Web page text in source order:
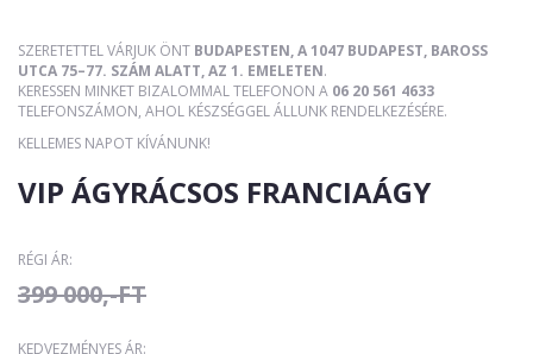
SZERETETTEL VÁRJUK ÖNT BUDAPESTEN, A 1047 BUDAPEST, BAROSS
UTCA 75–77. SZÁM ALATT, AZ 1. EMELETEN.
KERESSEN MINKET BIZALOMMAL TELEFONON A 06 20 561 4633
TELEFONSZÁMON, AHOL KÉSZSÉGGEL ÁLLUNK RENDELKEZÉSÉRE.
KELLEMES NAPOT KÍVÁNUNK!
VIP ÁGYRÁCSOS FRANCIAÁGY
RÉGI ÁR:
399 000,-FT
KEDVEZMÉNYES ÁR: